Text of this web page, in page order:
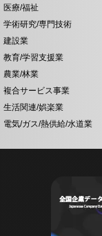
医療/福祉
学術研究/専門技術
建設業
教育/学習支援業
農業/林業
複合サービス事業
生活関連/娯楽業
電気/ガス/熱供給/水道業